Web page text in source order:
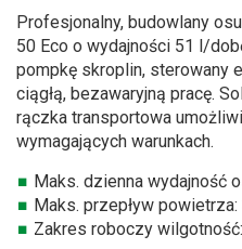
galerii
Profesjonalny, budowlany
50 Eco o wydajności 51 l/
pompkę skroplin, sterowany
ciągłą, bezawaryjną pracę.
rączka transportowa
wymagających warunkach.
Maks. dzienna wydajność
Maks. przepływ powietrza:
Zakres roboczy wilgotność: